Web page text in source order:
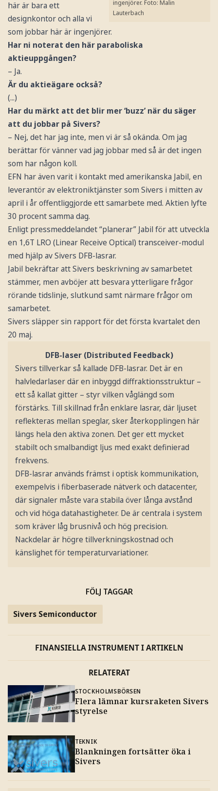
ingenjörer. Foto: Malin
Lauterbach
här är bara ett
designkontor och alla vi
som jobbar här är ingenjörer.
Har ni noterat den här paraboliska
aktieuppgången?
– Ja.
Är du aktieägare också?
(...)
Har du märkt att det blir mer ‘buzz’ när du säger
att du jobbar på Sivers?
– Nej, det har jag inte, men vi är så okända. Om jag
berättar för vänner vad jag jobbar med så är det ingen
som har någon koll.
EFN har även varit i kontakt med amerikanska Jabil, en
leverantör av elektroniktjänster som Sivers i mitten av
april i år offentliggjorde ett samarbete med. Aktien lyfte
30 procent samma dag.
Enligt pressmeddelandet “planerar” Jabil för att utveckla
en 1,6T LRO (Linear Receive Optical) transceiver-modul
med hjälp av Sivers DFB-lasrar.
Jabil bekräftar att Sivers beskrivning av samarbetet
stämmer, men avböjer att besvara ytterligare frågor
rörande tidslinje, slutkund samt närmare frågor om
samarbetet.
Sivers släpper sin rapport för det första kvartalet den
20 maj.
DFB-laser (Distributed Feedback)
Sivers tillverkar så kallade DFB-lasrar. Det är en
halvledarlaser där en inbyggd diffraktionsstruktur –
ett så kallat gitter – styr vilken våglängd som
förstärks. Till skillnad från enklare lasrar, där ljuset
reflekteras mellan speglar, sker återkopplingen här
längs hela den aktiva zonen. Det ger ett mycket
stabilt och smalbandigt ljus med exakt definierad
frekvens.
DFB-lasrar används främst i optisk kommunikation,
exempelvis i fiberbaserade nätverk och datacenter,
där signaler måste vara stabila över långa avstånd
och vid höga datahastigheter. De är centrala i system
som kräver låg brusnivå och hög precision.
Nackdelar är högre tillverkningskostnad och
känslighet för temperaturvariationer.
FÖLJ TAGGAR
Sivers Semiconductor
FINANSIELLA INSTRUMENT I ARTIKELN
RELATERAT
STOCKHOLMSBÖRSEN
Flera lämnar kursraketen Sivers
styrelse
TEKNIK
Blankningen fortsätter öka i
Sivers